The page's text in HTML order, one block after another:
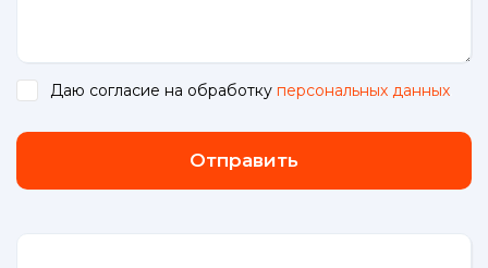
Даю согласие на обработку персональных данных
Отправить